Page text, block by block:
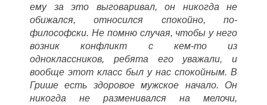
ему за это выговаривал, он никогда не
обижался, относился спокойно, по-
философски. Не помню случая, чтобы у него
возник конфликт с кем-то из
одноклассников, ребята его уважали, и
вообще этот класс был у нас спокойным. В
Грише есть здоровое мужское начало. Он
никогда не разменивался на мелочи,